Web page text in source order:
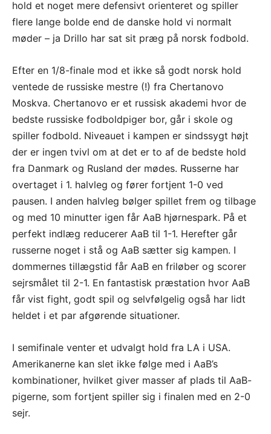
hold et noget mere defensivt orienteret og spiller
flere lange bolde end de danske hold vi normalt
møder – ja Drillo har sat sit præg på norsk fodbold.
Efter en 1/8-finale mod et ikke så godt norsk hold
ventede de russiske mestre (!) fra Chertanovo
Moskva. Chertanovo er et russisk akademi hvor de
bedste russiske fodboldpiger bor, går i skole og
spiller fodbold. Niveauet i kampen er sindssygt højt
der er ingen tvivl om at det er to af de bedste hold
fra Danmark og Rusland der mødes. Russerne har
overtaget i 1. halvleg og fører fortjent 1-0 ved
pausen. I anden halvleg bølger spillet frem og tilbage
og med 10 minutter igen får AaB hjørnespark. På et
perfekt indlæg reducerer AaB til 1-1. Herefter går
russerne noget i stå og AaB sætter sig kampen. I
dommernes tillægstid får AaB en friløber og scorer
sejrsmålet til 2-1. En fantastisk præstation hvor AaB
får vist fight, godt spil og selvfølgelig også har lidt
heldet i et par afgørende situationer.
I semifinale venter et udvalgt hold fra LA i USA.
Amerikanerne kan slet ikke følge med i AaB’s
kombinationer, hvilket giver masser af plads til AaB-
pigerne, som fortjent spiller sig i finalen med en 2-0
sejr.